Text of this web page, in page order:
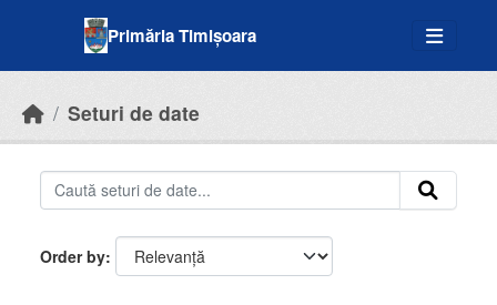
Primăria Timișoara
Seturi de date
Order by